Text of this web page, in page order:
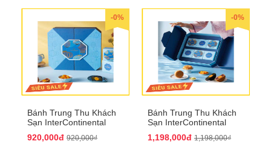
-0%
Bánh Trung Thu Khách
Sạn InterContinental
QTTT26
920,000đ 920,000₫
-0%
Bánh Trung Thu Khách
Sạn InterContinental
QTTT27
1,198,000đ 1,198,000₫